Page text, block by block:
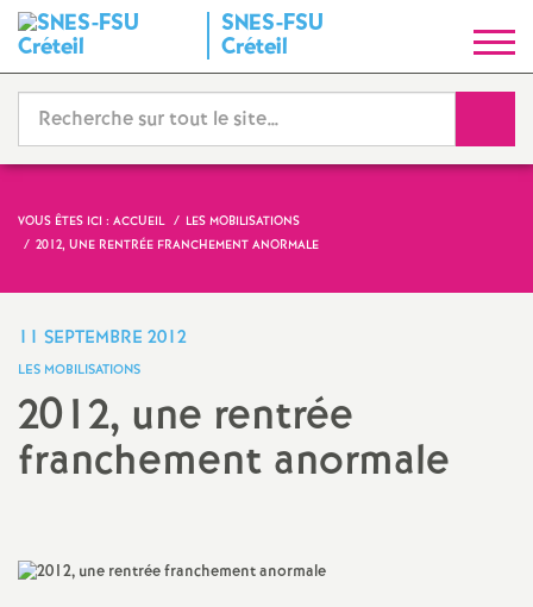
SNES-FSU
Créteil
y
n
i
t
VOUS ÊTES ICI : ACCUEIL
LES MOBILISATIONS
2012, UNE RENTRÉE FRANCHEMENT ANORMALE
11 SEPTEMBRE 2012
LES MOBILISATIONS
2012, une rentrée
franchement anormale